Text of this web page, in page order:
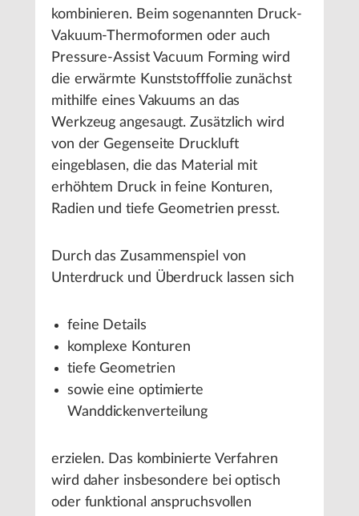
kombinieren. Beim sogenannten Druck-
Vakuum-Thermoformen oder auch
Pressure-Assist Vacuum Forming wird
die erwärmte Kunststofffolie zunächst
mithilfe eines Vakuums an das
Werkzeug angesaugt. Zusätzlich wird
von der Gegenseite Druckluft
eingeblasen, die das Material mit
erhöhtem Druck in feine Konturen,
Radien und tiefe Geometrien presst.
Durch das Zusammenspiel von
Unterdruck und Überdruck lassen sich
feine Details
komplexe Konturen
tiefe Geometrien
sowie eine optimierte
Wanddickenverteilung
erzielen. Das kombinierte Verfahren
wird daher insbesondere bei optisch
oder funktional anspruchsvollen